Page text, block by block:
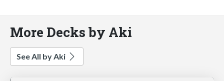
More Decks by Aki
See All by Aki